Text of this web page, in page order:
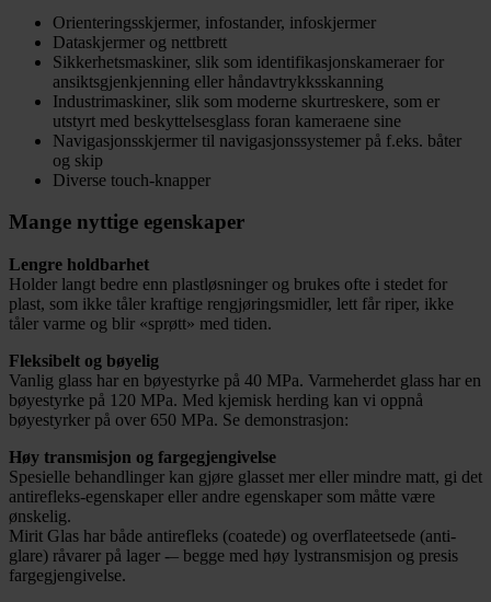
Orienteringsskjermer, infostander, infoskjermer
Dataskjermer og nettbrett
Sikkerhetsmaskiner, slik som identifikasjonskameraer for
ansiktsgjenkjenning eller håndavtrykksskanning
Industrimaskiner, slik som moderne skurtreskere, som er
utstyrt med beskyttelsesglass foran kameraene sine
Navigasjonsskjermer til navigasjonssystemer på f.eks. båter
og skip
Diverse touch-knapper
Mange nyttige egenskaper
Lengre holdbarhet
Holder langt bedre enn plastløsninger og brukes ofte i stedet for
plast, som ikke tåler kraftige rengjøringsmidler, lett får riper, ikke
tåler varme og blir «sprøtt» med tiden.
Fleksibelt og bøyelig
Vanlig glass har en bøyestyrke på 40 MPa. Varmeherdet glass har en
bøyestyrke på 120 MPa. Med kjemisk herding kan vi oppnå
bøyestyrker på over 650 MPa. Se demonstrasjon:
Høy transmisjon og fargegjengivelse
Spesielle behandlinger kan gjøre glasset mer eller mindre matt, gi det
antirefleks-egenskaper eller andre egenskaper som måtte være
ønskelig.
Mirit Glas har både antirefleks (coatede) og overflateetsede (anti-
glare) råvarer på lager -– begge med høy lystransmisjon og presis
fargegjengivelse.